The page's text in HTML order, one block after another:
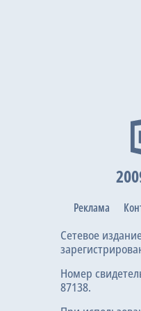
Реклама
Сетевое
Номер
87138.